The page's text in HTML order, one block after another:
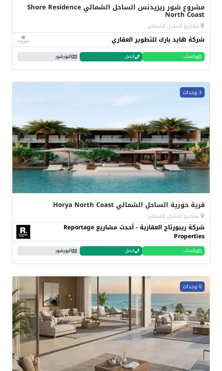
مشروع شور ريزيدنس الساحل الشمالي Shore Residence
North Coast
مشاريع الساحل الشمالي
شركة هايد بارك للتطوير العقاري
واتساب اتصل البورشور
3 وحدات
قرية حورية الساحل الشمالي Horya North Coast
مشاريع الساحل الشمالي
شركة ريبورتاج العقارية - أحدث مشاريع Reportage
Properties
واتساب اتصل البورشور
0 وحدات